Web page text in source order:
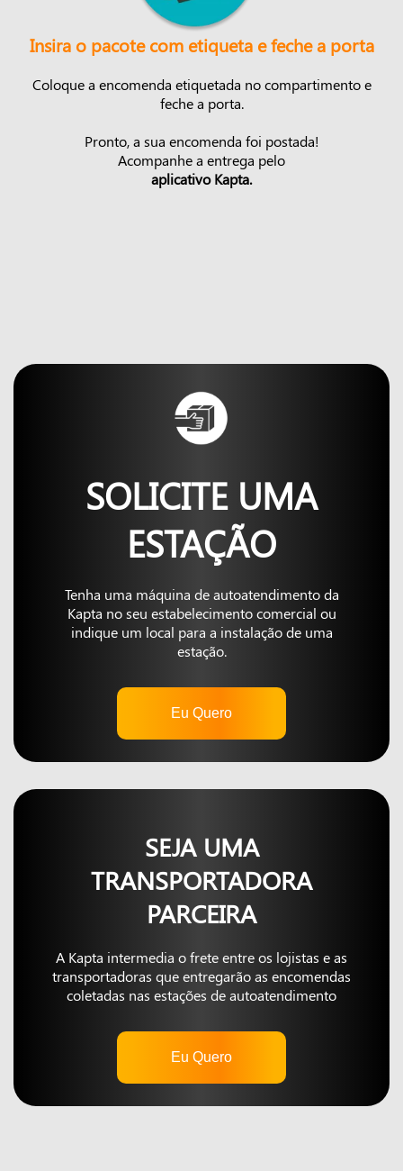
Insira o pacote com etiqueta e feche a porta
Coloque a encomenda etiquetada no compartimento e
feche a porta.
Pronto, a sua encomenda foi postada!
Acompanhe a entrega pelo
aplicativo Kapta.
SOLICITE UMA
ESTAÇÃO
Tenha uma máquina de autoatendimento da
Kapta no seu estabelecimento comercial ou
indique um local para a instalação de uma
estação.
Eu Quero
SEJA UMA
TRANSPORTADORA
PARCEIRA
A Kapta intermedia o frete entre os lojistas e as
transportadoras que entregarão as encomendas
coletadas nas estações de autoatendimento
Eu Quero